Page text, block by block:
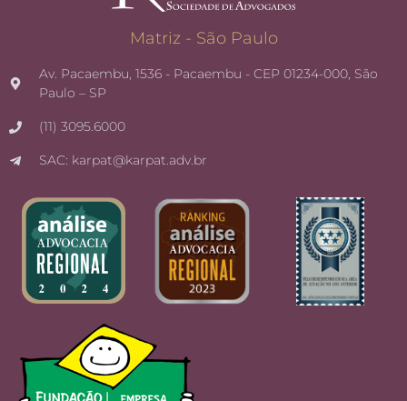
Matriz - São Paulo
Av. Pacaembu, 1536 - Pacaembu - CEP 01234-000, São
Paulo – SP
(11) 3095.6000
SAC: karpat@karpat.adv.br